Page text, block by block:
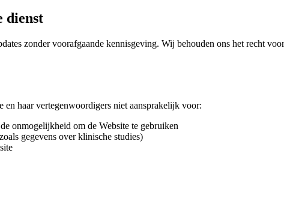
dienst
zonder voorafgaande kennisgeving. Wij behouden ons het recht
en haar vertegenwoordigers niet aansprakelijk voor:
onmogelijkheid om de Website te gebruiken
gegevens over klinische studies)